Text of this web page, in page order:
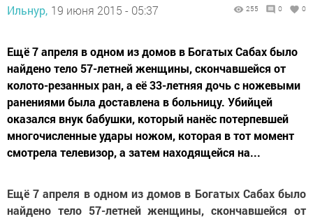
Ильнур, 19 июня 2015 - 05:37 255 0 0
Ещё 7 апреля в одном из домов в Богатых Сабах было
найдено тело 57-летней женщины, скончавшейся от
колото-резанных ран, а её 33-летняя дочь с ножевыми
ранениями была доставлена в больницу. Убийцей
оказался внук бабушки, который нанёс потерпевшей
многочисленные удары ножом, которая в тот момент
смотрела телевизор, а затем находящейся на...
Ещё 7 апреля в одном из домов в Богатых Сабах было
найдено тело 57-летней женщины, скончавшейся от